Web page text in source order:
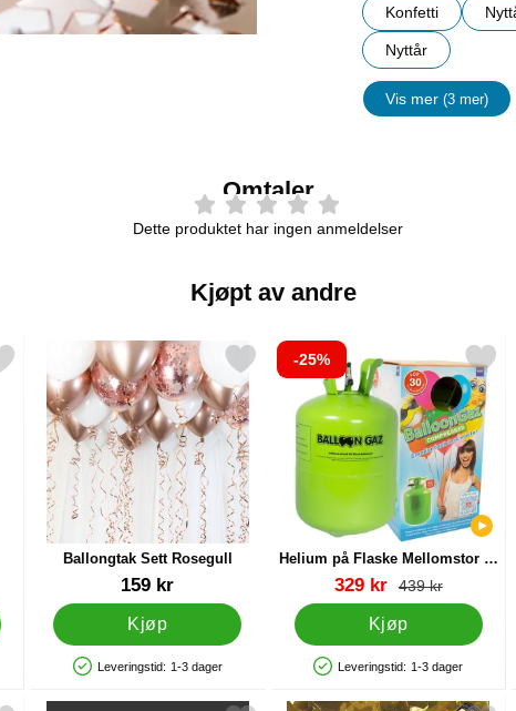
Konfetti
Nyttår
Vis mer (3 mer)
egenskaper
Omtaler
Dette produktet har ingen anmeldelser
Kjøpt av andre
som favoritt
Ballongtak Sett Rosegull
Varenummer 25716
159 kr
Kjøp
Produkttilgjengelighet: På lager
Leveringstid: 1-3 dager
Merk ballongtak Sett Rosegull som favoritt
-25%
Helium på Flaske Mellomstor til
30 Ballonger (20-25 cm)
Varenummer 13479
ny pris
329 kr gammel pris
439 kr
Kjøp
Produkttilgjengelighet: På lager
Leveringstid: 1-3 dager
Merk helium på Flaske Mellomstor til 30